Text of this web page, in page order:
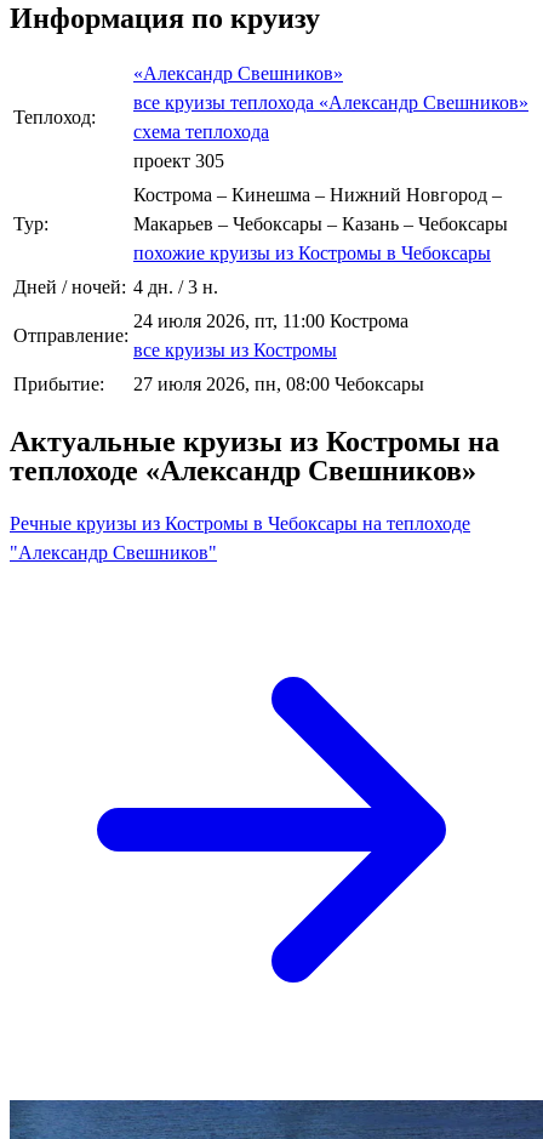
Информация по круизу
Теплоход:
«Александр Свешников»
все круизы теплохода «Александр Свешников»
схема теплохода
проект 305
Тур:
Кострома – Кинешма – Нижний Новгород –
Макарьев – Чебоксары – Казань – Чебоксары
похожие круизы из Костромы в Чебоксары
Дней / ночей: 4 дн. / 3 н.
Отправление:
24 июля 2026, пт, 11:00 Кострома
все круизы из Костромы
Прибытие:
27 июля 2026, пн, 08:00 Чебоксары
Актуальные круизы из Костромы на
теплоходе «Александр Свешников»
Речные круизы из Костромы в Чебоксары на теплоходе
"Александр Свешников"